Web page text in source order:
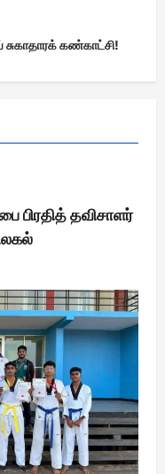
சுகாதாரக் கண்காட்சி!
பிரதித் தவிசாளர்